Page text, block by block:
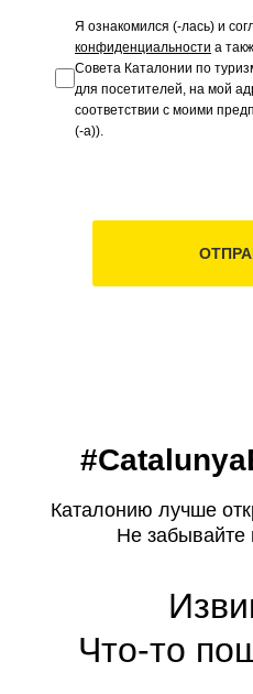
Я ознакомился (-лась) и
конфиденциальности а
Совета Каталонии по
для посетителей, на мой
соответствии с моими
(-а)).
Каталонию лучше
Не забывайте
Что-то